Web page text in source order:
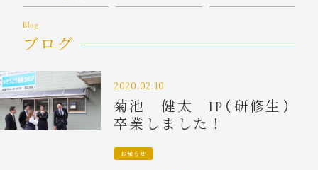
ブログ
Blog
2020.02.10
菊池 健太 IP（研修生）
卒業しました！
お知らせ